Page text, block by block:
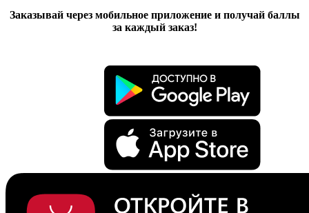
Заказывай через мобильное приложение и получай баллы
за каждый заказ!